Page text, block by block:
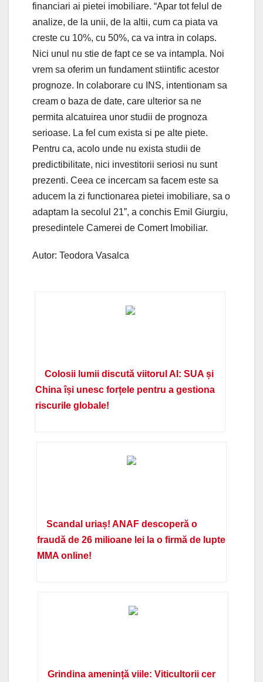
financiari ai pietei imobiliare. “Apar tot felul de
analize, de la unii, de la altii, cum ca piata va
creste cu 10%, cu 50%, ca va intra in colaps.
Nici unul nu stie de fapt ce se va intampla. Noi
vrem sa oferim un fundament stiintific acestor
prognoze. In colaborare cu INS, intentionam sa
cream o baza de date, care ulterior sa ne
permita alcatuirea unor studii de prognoza
serioase. La fel cum exista si pe alte piete.
Pentru ca, acolo unde nu exista studii de
predictibilitate, nici investitorii seriosi nu sunt
prezenti. Ceea ce incercam sa facem este sa
aducem la zi functionarea pietei imobiliare, sa o
adaptam la secolul 21”, a conchis Emil Giurgiu,
presedintele Camerei de Comert Imobiliar.
Autor: Teodora Vasalca
Colosii lumii discută viitorul AI: SUA și
China își unesc forțele pentru a gestiona
riscurile globale!
Scandal uriaș! ANAF descoperă o
fraudă de 26 milioane lei la o firmă de lupte
MMA online!
Grindina amenință viile: Viticultorii cer